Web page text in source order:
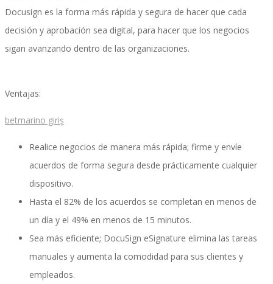
Servicios
Docusign es la forma más rápida y segura de hacer que cada
decisión y aprobación sea digital, para hacer que los negocios
sigan avanzando dentro de las organizaciones.
Ventajas:
betmarino giriş
Realice negocios de manera más rápida; firme y envíe
acuerdos de forma segura desde prácticamente cualquier
dispositivo.
Hasta el 82% de los acuerdos se completan en menos de
un día y el 49% en menos de 15 minutos.
Sea más eficiente; DocuSign eSignature elimina las tareas
manuales y aumenta la comodidad para sus clientes y
empleados.